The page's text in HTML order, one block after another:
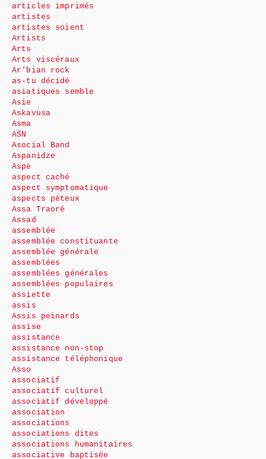
articles imprimés
artistes
artistes soient
Artists
Arts
Arts viscéraux
Ar’bian rock
as-tu décidé
asiatiques semble
Asie
Askavusa
Asma
ASN
Asocial Band
Aspanidze
Aspe
aspect caché
aspect symptomatique
aspects péteux
Assa Traoré
Assad
assemblée
assemblée constituante
assemblée générale
assemblées
assemblées générales
assemblées populaires
assiette
assis
Assis peinards
assise
assistance
assistance non-stop
assistance téléphonique
Asso
associatif
associatif culturel
associatif développé
association
associations
associations dites
associations humanitaires
associative baptisée